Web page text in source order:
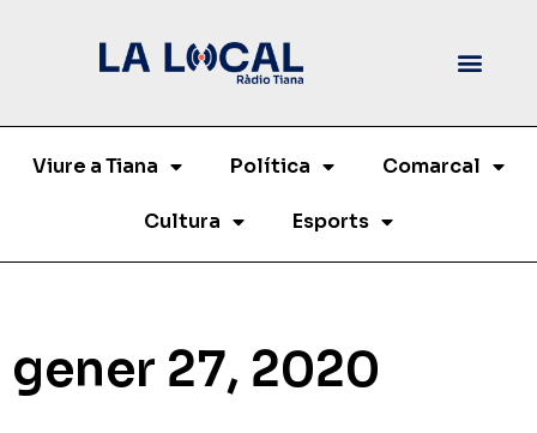
Viure a Tiana Política Comarcal
Cultura Esports
gener 27, 2020